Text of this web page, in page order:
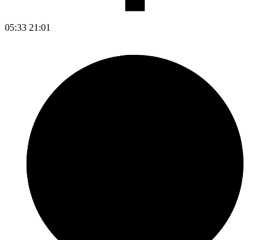
05:33 21:01